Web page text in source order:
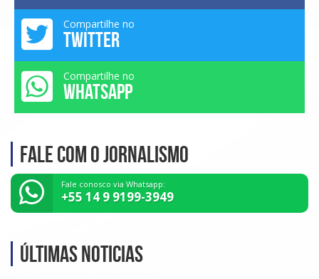
Compartilhe no
TWITTER
Compartilhe no
WHATSAPP
Fale com o Jornalismo
Fale conosco via Whatsapp:
+55 14 9 9199-3949
Últimas noticias